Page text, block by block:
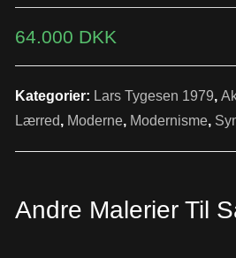
64.000 DKK
Kategorier: Lars Tygesen 1979,
Lærred, Moderne, Modernisme,
Andre Malerier Til